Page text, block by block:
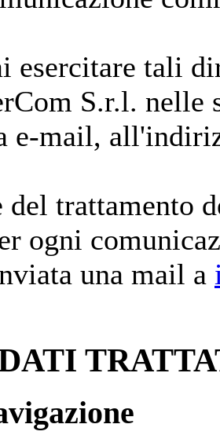
esercitare tali
S.r.l. nelle
e-mail,
trattamento
ogni
una mail a